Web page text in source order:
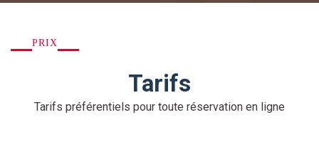
PRIX
Tarifs
Tarifs préférentiels pour toute réservation en ligne